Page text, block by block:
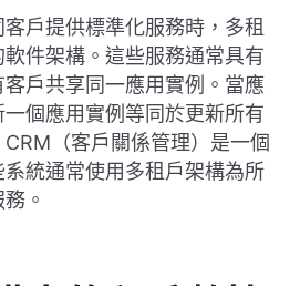
戶提供標準化服務時，多租
件架構。這些服務通常具有
戶共享同一應用實例。當應
個應用實例等同於更新所有
（客戶關係管理）是一個
統通常使用多租戶架構為所
。